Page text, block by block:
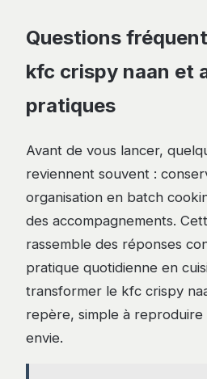
Questions
kfc crispy naan et
pratiques
Avant de vous lancer,
reviennent souvent :
organisation en batch
des accompagnements.
rassemble des réponses
pratique quotidienne en
transformer le kfc crispy
repère, simple à reproduire
envie.